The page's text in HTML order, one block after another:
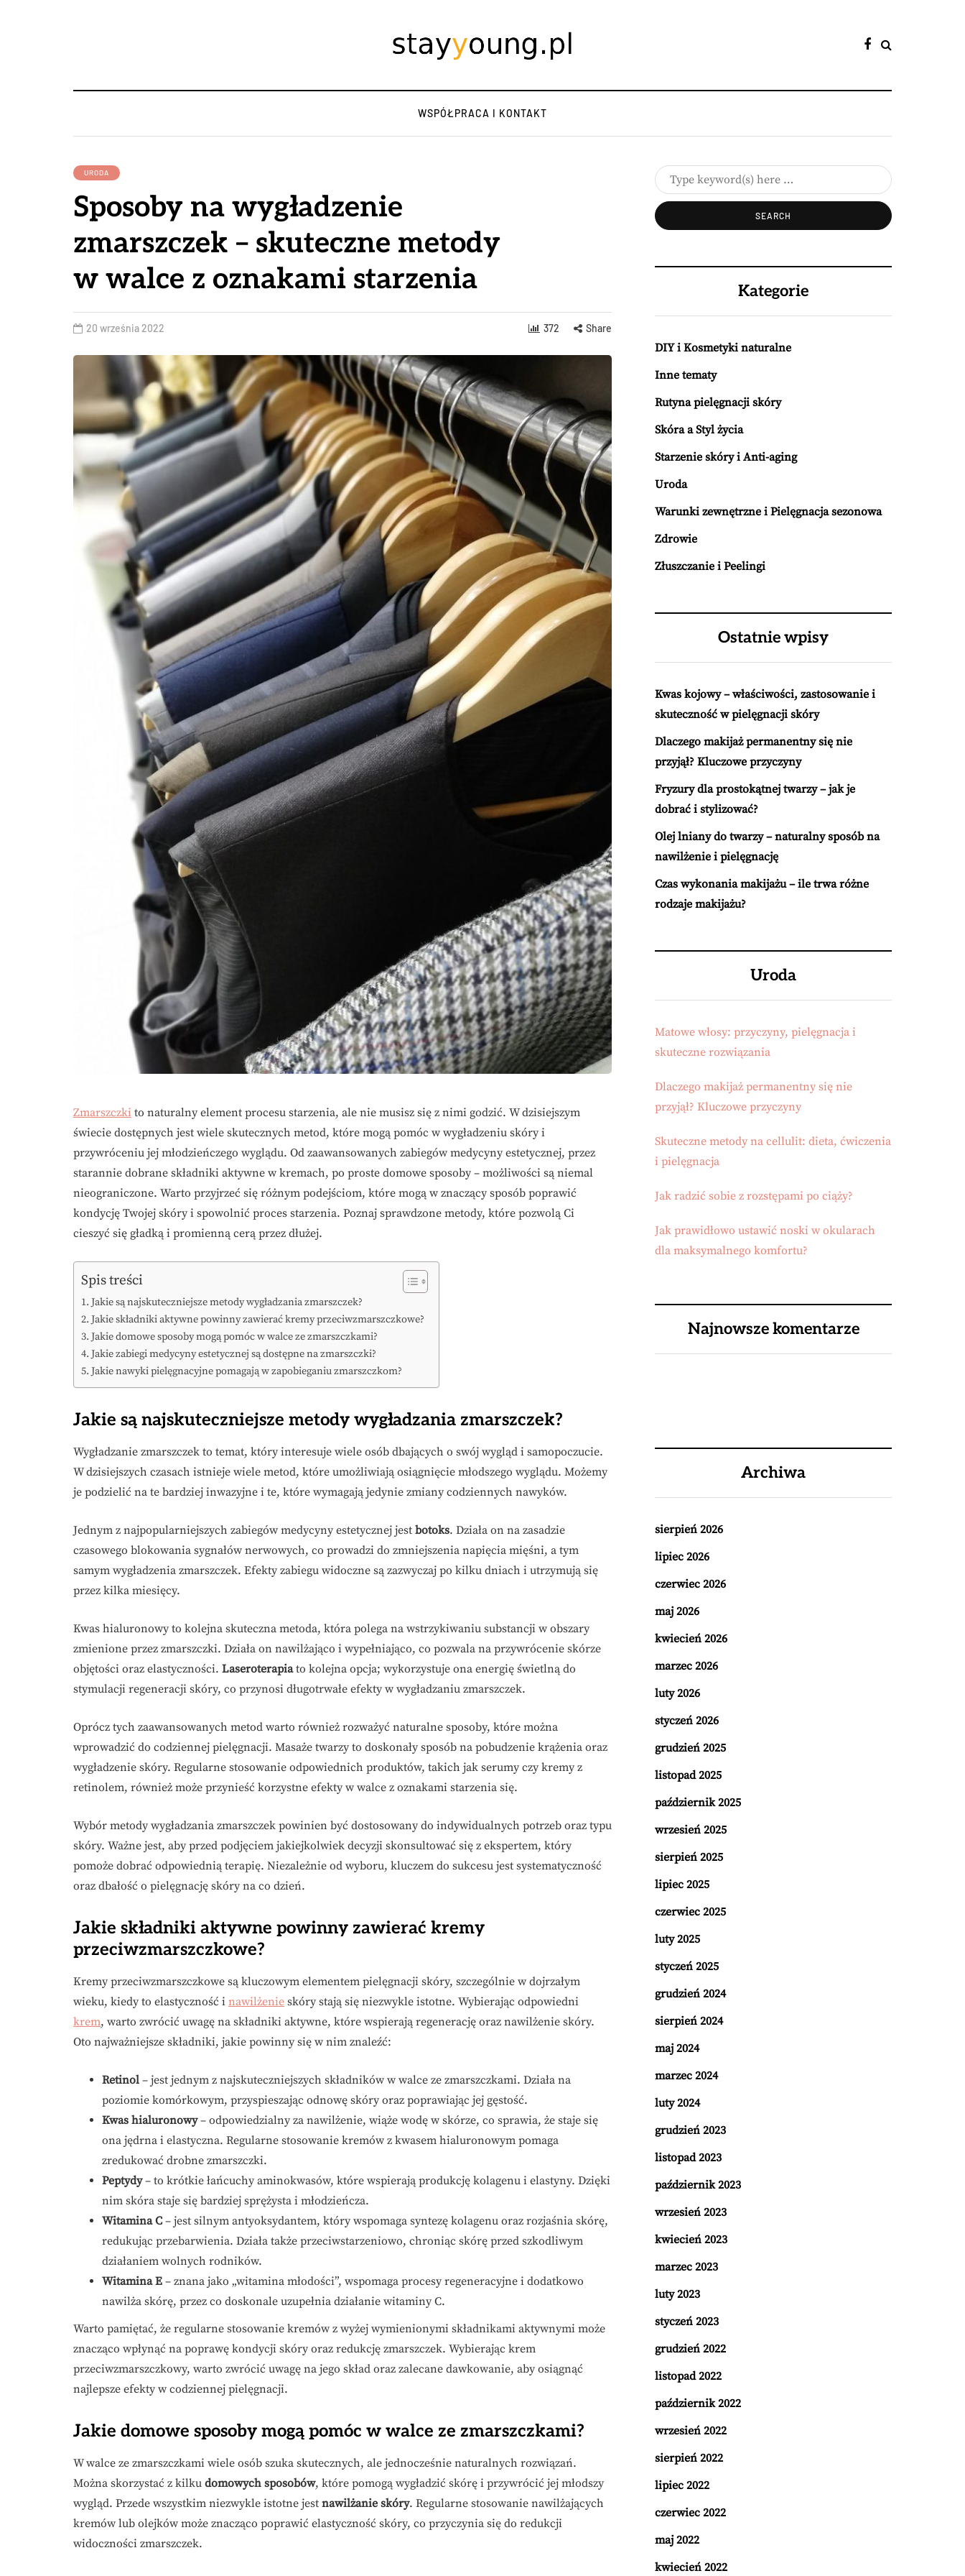
WSPÓŁPRACA I KONTAKT
URODA
Sposoby na wygładzenie
zmarszczek – skuteczne metody
w walce z oznakami starzenia
20 września 2022 372 Share
Zmarszczki to naturalny element procesu starzenia, ale nie musisz się z nimi godzić. W dzisiejszym
świecie dostępnych jest wiele skutecznych metod, które mogą pomóc w wygładzeniu skóry i
przywróceniu jej młodzieńczego wyglądu. Od zaawansowanych zabiegów medycyny estetycznej, przez
starannie dobrane składniki aktywne w kremach, po proste domowe sposoby – możliwości są niemal
nieograniczone. Warto przyjrzeć się różnym podejściom, które mogą w znaczący sposób poprawić
kondycję Twojej skóry i spowolnić proces starzenia. Poznaj sprawdzone metody, które pozwolą Ci
cieszyć się gładką i promienną cerą przez dłużej.
Spis treści
Jakie są najskuteczniejsze metody wygładzania zmarszczek?
Jakie składniki aktywne powinny zawierać kremy przeciwzmarszczkowe?
Jakie domowe sposoby mogą pomóc w walce ze zmarszczkami?
Jakie zabiegi medycyny estetycznej są dostępne na zmarszczki?
Jakie nawyki pielęgnacyjne pomagają w zapobieganiu zmarszczkom?
Jakie są najskuteczniejsze metody wygładzania zmarszczek?
Wygładzanie zmarszczek to temat, który interesuje wiele osób dbających o swój wygląd i samopoczucie.
W dzisiejszych czasach istnieje wiele metod, które umożliwiają osiągnięcie młodszego wyglądu. Możemy
je podzielić na te bardziej inwazyjne i te, które wymagają jedynie zmiany codziennych nawyków.
Jednym z najpopularniejszych zabiegów medycyny estetycznej jest botoks. Działa on na zasadzie
czasowego blokowania sygnałów nerwowych, co prowadzi do zmniejszenia napięcia mięśni, a tym
samym wygładzenia zmarszczek. Efekty zabiegu widoczne są zazwyczaj po kilku dniach i utrzymują się
przez kilka miesięcy.
Kwas hialuronowy to kolejna skuteczna metoda, która polega na wstrzykiwaniu substancji w obszary
zmienione przez zmarszczki. Działa on nawilżająco i wypełniająco, co pozwala na przywrócenie skórze
objętości oraz elastyczności. Laseroterapiato kolejna opcja; wykorzystuje ona energię świetlną do
stymulacji regeneracji skóry, co przynosi długotrwałe efekty w wygładzaniu zmarszczek.
Oprócz tych zaawansowanych metod warto również rozważyć naturalne sposoby, które można
wprowadzić do codziennej pielęgnacji. Masaże twarzy to doskonały sposób na pobudzenie krążenia oraz
wygładzenie skóry. Regularne stosowanie odpowiednich produktów, takich jak serumy czy kremy z
retinolem, również może przynieść korzystne efekty w walce z oznakami starzenia się.
Wybór metody wygładzania zmarszczek powinien być dostosowany do indywidualnych potrzeb oraz typu
skóry. Ważne jest, aby przed podjęciem jakiejkolwiek decyzji skonsultować się z ekspertem, który
pomoże dobrać odpowiednią terapię. Niezależnie od wyboru, kluczem do sukcesu jest systematyczność
oraz dbałość o pielęgnację skóry na co dzień.
Jakie składniki aktywne powinny zawierać kremy
przeciwzmarszczkowe?
Kremy przeciwzmarszczkowe są kluczowym elementem pielęgnacji skóry, szczególnie w dojrzałym
wieku, kiedy to elastyczność i nawilżenie skóry stają się niezwykle istotne. Wybierając odpowiedni
krem, warto zwrócić uwagę na składniki aktywne, które wspierają regenerację oraz nawilżenie skóry.
Oto najważniejsze składniki, jakie powinny się w nim znaleźć:
Retinol – jest jednym z najskuteczniejszych składników w walce ze zmarszczkami. Działa na
poziomie komórkowym, przyspieszając odnowę skóry oraz poprawiając jej gęstość.
Kwas hialuronowy– odpowiedzialny za nawilżenie, wiąże wodę w skórze, co sprawia, że staje się
ona jędrna i elastyczna. Regularne stosowanie kremów z kwasem hialuronowym pomaga
zredukować drobne zmarszczki.
Peptydy– to krótkie łańcuchy aminokwasów, które wspierają produkcję kolagenu i elastyny. Dzięki
nim skóra staje się bardziej sprężysta i młodzieńcza.
Witamina C – jest silnym antyoksydantem, który wspomaga syntezę kolagenu oraz rozjaśnia skórę,
redukując przebarwienia. Działa także przeciwstarzeniowo, chroniąc skórę przed szkodliwym
działaniem wolnych rodników.
Witamina E – znana jako „witamina młodości”, wspomaga procesy regeneracyjne i dodatkowo
nawilża skórę, przez co doskonale uzupełnia działanie witaminy C.
Warto pamiętać, że regularne stosowanie kremów z wyżej wymienionymi składnikami aktywnymi może
znacząco wpłynąć na poprawę kondycji skóry oraz redukcję zmarszczek. Wybierając krem
przeciwzmarszczkowy, warto zwrócić uwagę na jego skład oraz zalecane dawkowanie, aby osiągnąć
najlepsze efekty w codziennej pielęgnacji.
Jakie domowe sposoby mogą pomóc w walce ze zmarszczkami?
W walce ze zmarszczkami wiele osób szuka skutecznych, ale jednocześnie naturalnych rozwiązań.
Można skorzystać z kilku domowych sposobów, które pomogą wygładzić skórę i przywrócić jej młodszy
wygląd. Przede wszystkim niezwykle istotne jest nawilżanie skóry. Regularne stosowanie nawilżających
kremów lub olejków może znacząco poprawić elastyczność skóry, co przyczynia się do redukcji
widoczności zmarszczek.
Kategorie
DIY i Kosmetyki naturalne
Inne tematy
Rutyna pielęgnacji skóry
Skóra a Styl życia
Starzenie skóry i Anti-aging
Uroda
Warunki zewnętrzne i Pielęgnacja sezonowa
Zdrowie
Złuszczanie i Peelingi
Ostatnie wpisy
Kwas kojowy – właściwości, zastosowanie i
skuteczność w pielęgnacji skóry
Dlaczego makijaż permanentny się nie
przyjął? Kluczowe przyczyny
Fryzury dla prostokątnej twarzy – jak je
dobrać i stylizować?
Olej lniany do twarzy – naturalny sposób na
nawilżenie i pielęgnację
Czas wykonania makijażu – ile trwa różne
rodzaje makijażu?
Uroda
Matowe włosy: przyczyny, pielęgnacja i
skuteczne rozwiązania
Dlaczego makijaż permanentny się nie
przyjął? Kluczowe przyczyny
Skuteczne metody na cellulit: dieta, ćwiczenia
i pielęgnacja
Jak radzić sobie z rozstępami po ciąży?
Jak prawidłowo ustawić noski w okularach
dla maksymalnego komfortu?
Najnowsze komentarze
Archiwa
sierpień 2026
lipiec 2026
czerwiec 2026
maj 2026
kwiecień 2026
marzec 2026
luty 2026
styczeń 2026
grudzień 2025
listopad 2025
październik 2025
wrzesień 2025
sierpień 2025
lipiec 2025
czerwiec 2025
luty 2025
styczeń 2025
grudzień 2024
sierpień 2024
maj 2024
marzec 2024
luty 2024
grudzień 2023
listopad 2023
październik 2023
wrzesień 2023
kwiecień 2023
marzec 2023
luty 2023
styczeń 2023
grudzień 2022
listopad 2022
październik 2022
wrzesień 2022
sierpień 2022
lipiec 2022
czerwiec 2022
maj 2022
kwiecień 2022